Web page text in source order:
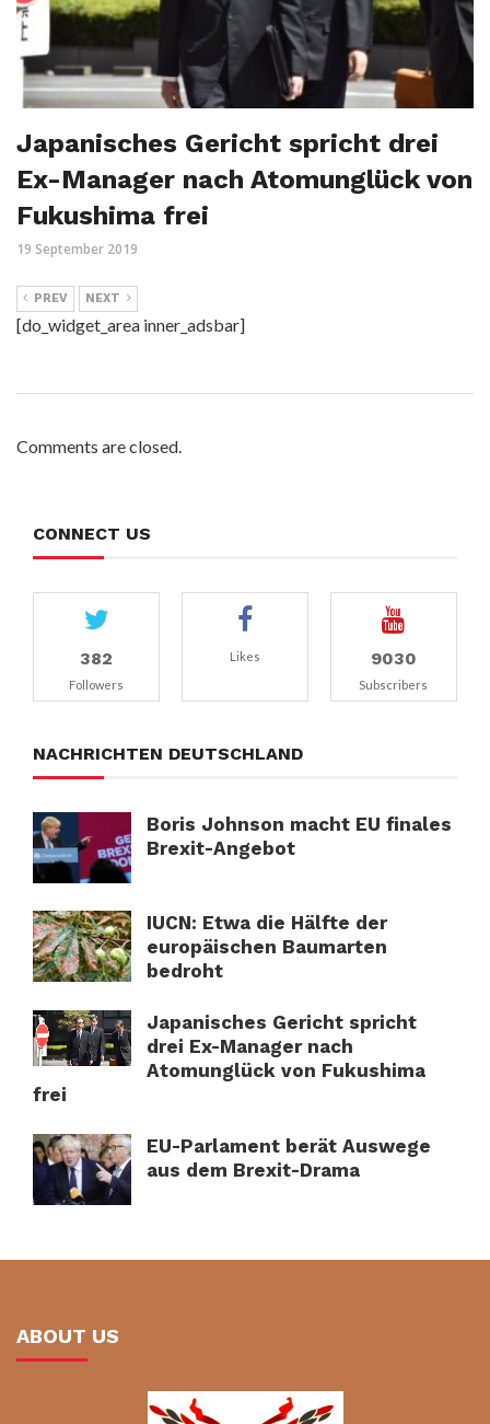
Japanisches Gericht spricht drei
Ex-Manager nach Atomunglück von
Fukushima frei
19 September 2019
PREV NEXT
[do_widget_area inner_adsbar]
Comments are closed.
CONNECT US
382
Followers
Likes 9030
Subscribers
NACHRICHTEN DEUTSCHLAND
Boris Johnson macht EU finales
Brexit-Angebot
IUCN: Etwa die Hälfte der
europäischen Baumarten
bedroht
Japanisches Gericht spricht
drei Ex-Manager nach
Atomunglück von Fukushima
frei
EU-Parlament berät Auswege
aus dem Brexit-Drama
ABOUT US